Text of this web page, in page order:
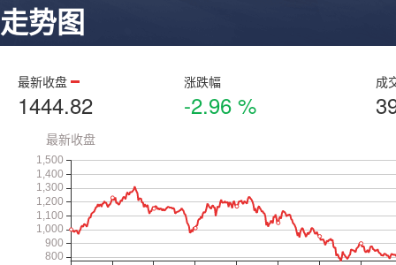
走势图
最新收盘
1444.82
涨跌幅
-2.96 %
成